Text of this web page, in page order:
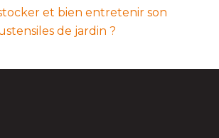
et bien entretenir son
de jardin ?